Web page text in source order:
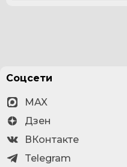
Соцсети
MAX
Дзен
ВКонтакте
Telegram